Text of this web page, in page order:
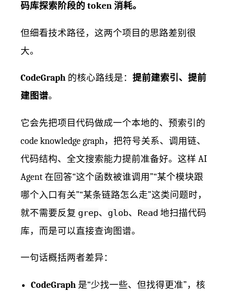
码库探索阶段的 token 消耗。
但细看技术路径，这两个项目的思路差别很
大。
CodeGraph 的核心路线是： 提前建索引、提前
建图谱。
它会先把项目代码做成一个本地的、预索引的
code knowledge graph，把符号关系、调用链、
代码结构、全文搜索能力提前准备好。这样 AI
Agent 在回答“这个函数被谁调用”“某个模块跟
哪个入口有关”“某条链路怎么走”这类问题时，
就不需要反复 grep、 glob、 Read 地扫描代码
库，而是可以直接查询图谱。
一句话概括两者差异：
CodeGraph 是“少找一些、但找得更准”，核